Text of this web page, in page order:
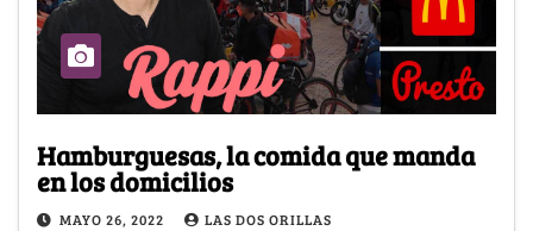
Hamburguesas, la comida que manda
en los domicilios
MAYO 26, 2022 LAS DOS ORILLAS